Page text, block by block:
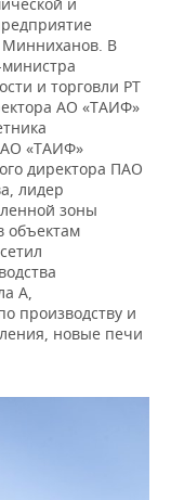
Минниханов. В
и торговли РТ
АО «ТАИФ»
АО «ТАИФ»
директора ПАО
лидер
зоны
объектам
А,
производству и
новые печи